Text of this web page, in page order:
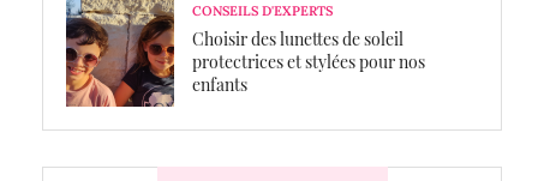
CONSEILS D'EXPERTS
Choisir des lunettes de soleil
protectrices et stylées pour nos
enfants